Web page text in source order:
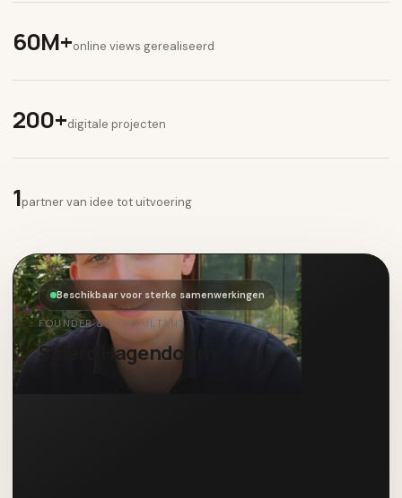
60M+online views gerealiseerd
200+digitale projecten
1partner van idee tot uitvoering
Beschikbaar voor sterke samenwerkingen
FOUNDER & CONSULTANT
Sjoerd Hagendoorn